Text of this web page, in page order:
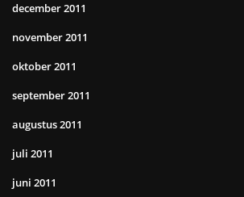
december 2011
november 2011
oktober 2011
september 2011
augustus 2011
juli 2011
juni 2011